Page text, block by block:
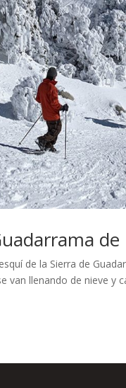
de la Sierra de
van llenando de nieve y